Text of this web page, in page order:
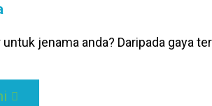
jenama anda? Daripada gaya